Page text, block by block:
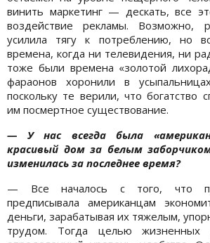
винить маркетинг — дескать, все
воздействие рекламы. Возможно,
усилила тягу к потреблению, но
времена, когда ни телевидения, ни
тоже были времена «золотой
фараонов хоронили в
поскольку те верили, что богатство
им посмертное существование.
— У нас всегда была
красивый дом за белым
изменилась за последнее время?
— Все началось с того, что
предписывала американцам
деньги, зарабатывая их тяжелым,
трудом. Тогда целью жизненных